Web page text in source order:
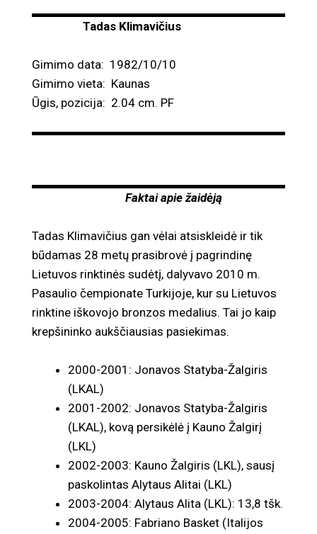
Tadas Klimavičius
Gimimo data: 1982/10/10
Gimimo vieta: Kaunas
Ūgis, pozicija: 2.04 cm. PF
Faktai apie žaidėją
Tadas Klimavičius gan vėlai atsiskleidė ir tik
būdamas 28 metų prasibrovė į pagrindinę
Lietuvos rinktinės sudėtį, dalyvavo 2010 m.
Pasaulio čempionate Turkijoje, kur su Lietuvos
rinktine iškovojo bronzos medalius. Tai jo kaip
krepšininko aukščiausias pasiekimas.
2000-2001: Jonavos Statyba-Žalgiris
(LKAL)
2001-2002: Jonavos Statyba-Žalgiris
(LKAL), kovą persikėlė į Kauno Žalgirį
(LKL)
2002-2003: Kauno Žalgiris (LKL), sausį
paskolintas Alytaus Alitai (LKL)
2003-2004: Alytaus Alita (LKL): 13,8 tšk.
2004-2005: Fabriano Basket (Italijos